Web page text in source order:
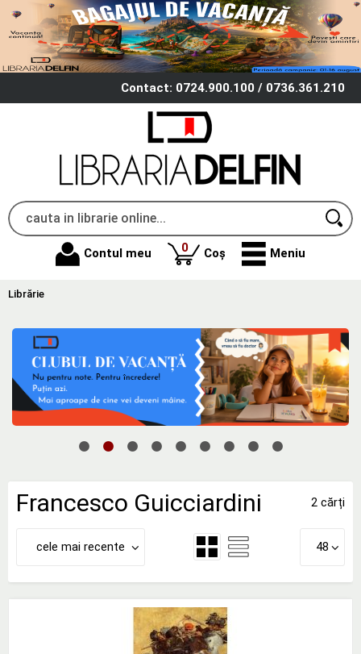
Contact: 0724.900.100 / 0736.361.210
Contul meu 0produse
Coș Meniu
Librărie
Francesco Guicciardini 2 cărți
cele mai recente 48